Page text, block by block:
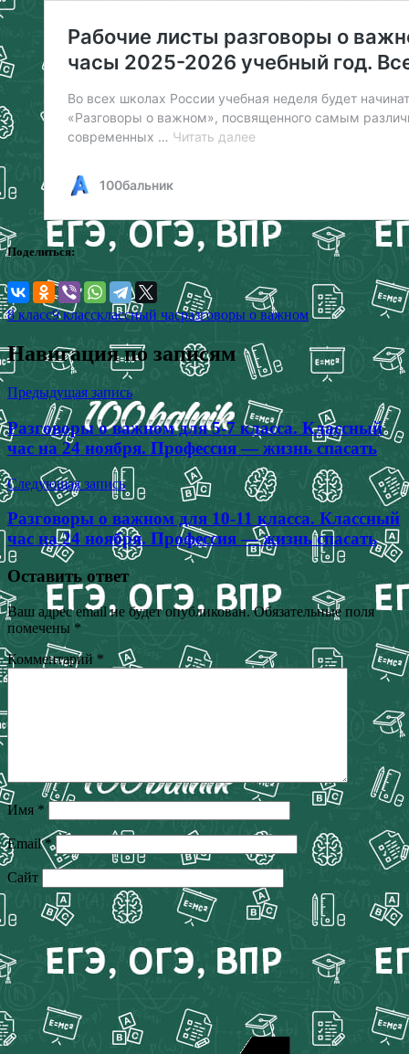
Поделиться:
8 класс9 классклассный часразговоры о важном
Навигация по записям
Предыдущая запись
Разговоры о важном для 5-7 класса. Классный
час на 24 ноября. Профессия — жизнь спасать
Следующая запись
Разговоры о важном для 10-11 класса. Классный
час на 24 ноября. Профессия — жизнь спасать
Оставить ответ
Ваш адрес email не будет опубликован. Обязательные поля
помечены *
Комментарий *
Имя *
Email*
Сайт